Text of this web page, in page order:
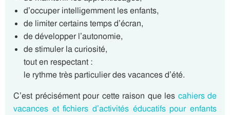
d’occuper intelligemment les enfants,
de limiter certains temps d’écran,
de développer l’autonomie,
de stimuler la curiosité,
tout en respectant :
le rythme très particulier des vacances d’été.
C’est précisément pour cette raison que les cahiers de
vacances et fichiers d’activités éducatifs pour enfants